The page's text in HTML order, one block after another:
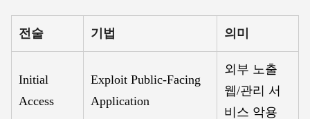
전술 기법 의미
Initial
Access
Exploit Public-Facing
Application
외부 노출
웹/관리 서
비스 악용